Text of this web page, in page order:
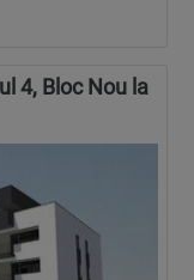
4, Bloc Nou la